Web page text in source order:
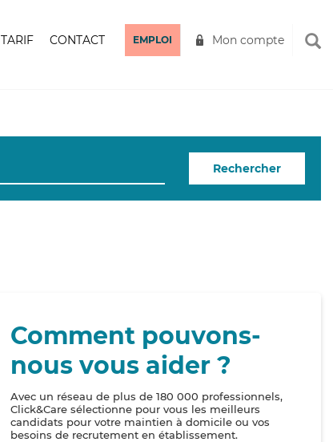
TARIF CONTACT EMPLOI Mon compte
Rechercher
Comment pouvons-
nous vous aider ?
Avec un réseau de plus de 180 000 professionnels,
Click&Care sélectionne pour vous les meilleurs
candidats pour votre maintien à domicile ou vos
besoins de recrutement en établissement.